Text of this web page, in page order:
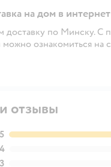
на дом в
доставку по Минску. С
ознакомиться на
отзывы
5
4
3